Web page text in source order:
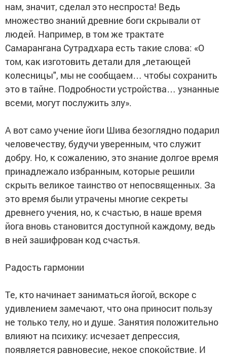
нам, значит, сделал это неспроста! Ведь
множество знаний древние боги скрывали от
людей. Например, в том же трактате
Самарангана Сутрадхара есть такие слова: «О
том, как изготовить детали для „летающей
колесницы", мы не сообщаем… чтобы сохранить
это в тайне. Подробности устройства… узнанные
всеми, могут послужить злу».
А вот само учение йоги Шива безоглядно подарил
человечеству, будучи уверенным, что служит
добру. Но, к сожалению, это знание долгое время
принадлежало избранным, которые решили
скрыть великое таинство от непосвященных. За
это время были утрачены многие секреты
древнего учения, но, к счастью, в наше время
йога вновь становится доступной каждому, ведь
в ней зашифрован код счастья.
Радость гармонии
Те, кто начинает заниматься йогой, вскоре с
удивлением замечают, что она приносит пользу
не только телу, но и душе. Занятия положительно
влияют на психику: исчезает депрессия,
появляется равновесие, некое спокойствие. И